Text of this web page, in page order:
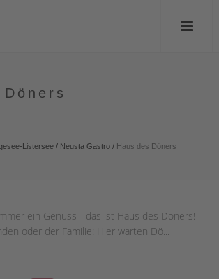
Listersee / Neusta Gastro / Haus des Döners
ein Genuss - das ist Haus des Döners!
oder der Familie: Hier warten Dö...